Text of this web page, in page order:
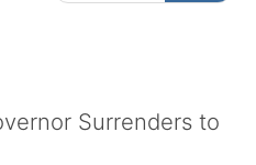
Surrenders to